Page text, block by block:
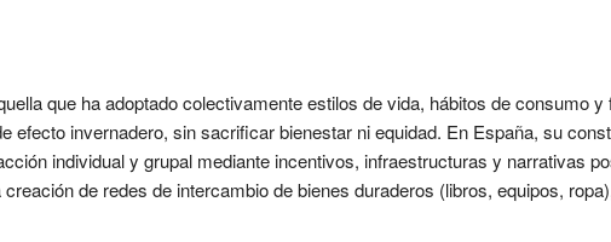
que ha adoptado colectivamente estilos de vida, hábitos de consumo y
efecto invernadero, sin sacrificar bienestar ni equidad. En España, su
individual y grupal mediante incentivos, infraestructuras y narrativas
de redes de intercambio de bienes duraderos (libros, equipos,